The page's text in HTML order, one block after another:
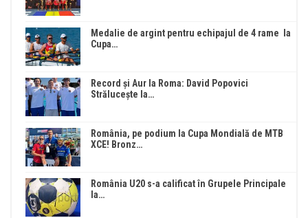
Medalie de argint pentru echipajul de 4 rame la
Cupa…
Record și Aur la Roma: David Popovici
Strălucește la…
România, pe podium la Cupa Mondială de MTB
XCE! Bronz…
România U20 s-a calificat în Grupele Principale
la…